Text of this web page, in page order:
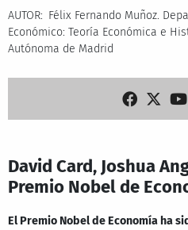
AUTOR
Félix Fernando Muñoz.
Económico: Teoría Económica e
Autónoma de Madrid
David Card, Joshua
Premio Nobel de
El Premio Nobel de Economía ha